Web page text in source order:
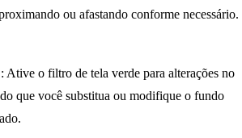
ou afastando conforme necessário.
: Ative o filtro de tela verde para alterações no
que você substitua ou modifique o fundo